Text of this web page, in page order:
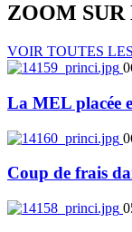
ZOOM
VOIR TOUTES
La MEL placée
Coup de frais